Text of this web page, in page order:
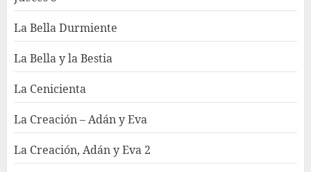
La Bella Durmiente
La Bella y la Bestia
La Cenicienta
La Creación – Adán y Eva
La Creación, Adán y Eva 2